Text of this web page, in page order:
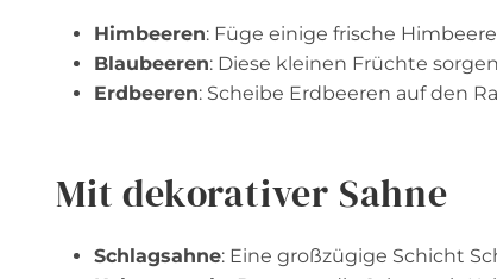
Himbeeren: Füge einige frische
Blaubeeren: Diese kleinen Früchte
Erdbeeren: Scheibe Erdbeeren auf den
Mit dekorativer Sahne
Schlagsahne: Eine großzügige Schicht